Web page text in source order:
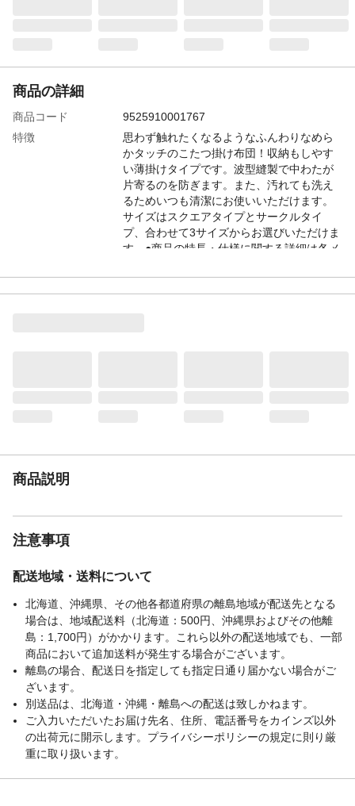
商品の詳細
商品コード
9525910001767
特徴
思わず触れたくなるようなふんわりなめら
かタッチのこたつ掛け布団！収納もしやす
い薄掛けタイプです。波型縫製で中わたが
片寄るのを防ぎます。また、汚れても洗え
るためいつも清潔にお使いいただけます。
サイズはスクエアタイプとサークルタイ
プ、合わせて3サイズからお選びいただけま
す。●商品の特長・仕様に関する詳細は各メ
商品コード / 型番
ー 一人暮らし リビング
商品説明
注意事項
配送地域・送料について
北海道、沖縄県、その他各都道府県の離島地域が配送先となる
場合は、地域配送料（北海道：500円、沖縄県およびその他離
島：1,700円）がかかります。これら以外の配送地域でも、一部
商品において追加送料が発生する場合がございます。
離島の場合、配送日を指定しても指定日通り届かない場合がご
ざいます。
別送品は、北海道・沖縄・離島への配送は致しかねます。
ご入力いただいたお届け先名、住所、電話番号をカインズ以外
の出荷元に開示します。プライバシーポリシーの規定に則り厳
重に取り扱います。